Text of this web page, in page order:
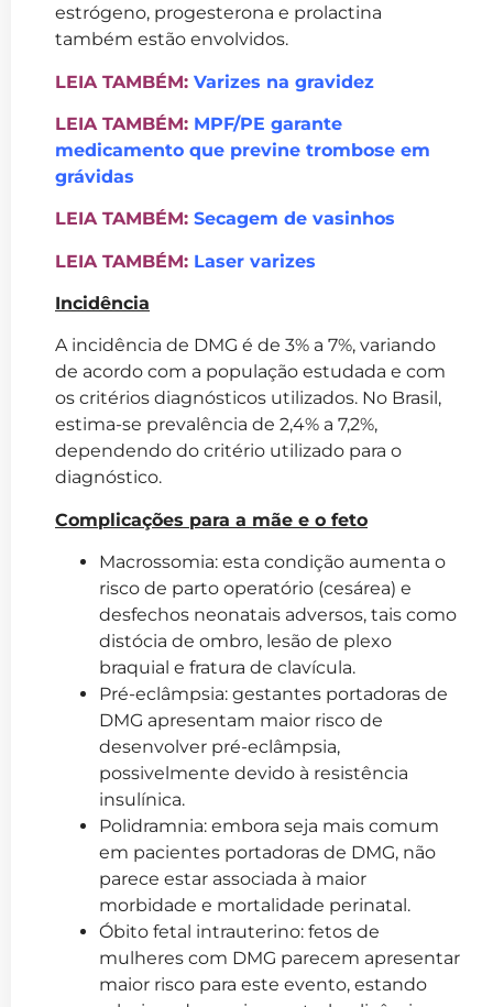
estrógeno, progesterona e prolactina
também estão envolvidos.
LEIA TAMBÉM: Varizes na gravidez
LEIA TAMBÉM: MPF/PE garante
medicamento que previne trombose em
grávidas
LEIA TAMBÉM: Secagem de vasinhos
LEIA TAMBÉM: Laser varizes
Incidência
A incidência de DMG é de 3% a 7%, variando
de acordo com a população estudada e com
os critérios diagnósticos utilizados. No Brasil,
estima-se prevalência de 2,4% a 7,2%,
dependendo do critério utilizado para o
diagnóstico.
Complicações para a mãe e o feto
Macrossomia: esta condição aumenta o
risco de parto operatório (cesárea) e
desfechos neonatais adversos, tais como
distócia de ombro, lesão de plexo
braquial e fratura de clavícula.
Pré-eclâmpsia: gestantes portadoras de
DMG apresentam maior risco de
desenvolver pré-eclâmpsia,
possivelmente devido à resistência
insulínica.
Polidramnia: embora seja mais comum
em pacientes portadoras de DMG, não
parece estar associada à maior
morbidade e mortalidade perinatal.
Óbito fetal intrauterino: fetos de
mulheres com DMG parecem apresentar
maior risco para este evento, estando